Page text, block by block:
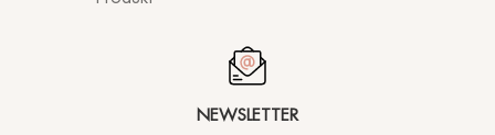
NEWSLETTER